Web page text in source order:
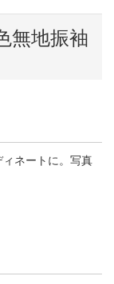
無地振袖
ネートに。写真